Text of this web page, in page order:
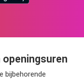
bijbehorende